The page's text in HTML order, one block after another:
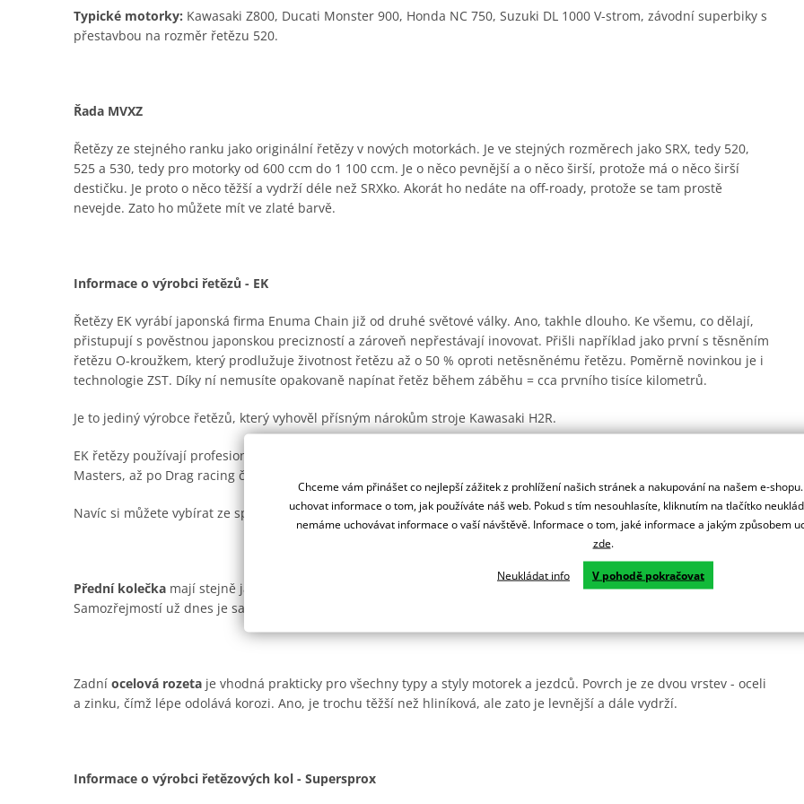
Typické motorky: Kawasaki Z800, Ducati Monster 900, Honda NC 750, Suzuki DL 1000 V-strom, závodní superbiky s
přestavbou na rozměr řetězu 520.
Řada MVXZ
Řetězy ze stejného ranku jako originální řetězy v nových motorkách. Je ve stejných rozměrech jako SRX, tedy 520,
525 a 530, tedy pro motorky od 600 ccm do 1 100 ccm. Je o něco pevnější a o něco širší, protože má o něco širší
destičku. Je proto o něco těžší a vydrží déle než SRXko. Akorát ho nedáte na off-roady, protože se tam prostě
nevejde. Zato ho můžete mít ve zlaté barvě.
Informace o výrobci řetězů - EK
Řetězy EK vyrábí japonská firma Enuma Chain již od druhé světové války. Ano, takhle dlouho. Ke všemu, co dělají,
přistupují s pověstnou japonskou precizností a zároveň nepřestávají inovovat. Přišli například jako první s těsněním
řetězu O-kroužkem, který prodlužuje životnost řetězu až o 50 % oproti netěsněnému řetězu. Poměrně novinkou je i
technologie ZST. Díky ní nemusíte opakovaně napínat řetěz během záběhu = cca prvního tisíce kilometrů.
Je to jediný výrobce řetězů, který vyhověl přísným nárokům stroje Kawasaki H2R.
EK řetězy používají profesionální závodní týmy na celém světě od MotoGP, MXGP, přes Rallye Dakar, AMA, ADAC MX
Masters, až po Drag racing či Road racing.
Navíc si můžete vybírat ze spousty barevných provedení.
Přední kolečka mají stejně jako ocelové rozety od Supersprox zesílené zuby pro delší životnost a jsou odlehčená.
Samozřejmostí už dnes je samočistící drážka pro offroady.
Zadní ocelová rozeta je vhodná prakticky pro všechny typy a styly motorek a jezdců. Povrch je ze dvou vrstev - oceli
a zinku, čímž lépe odolává korozi. Ano, je trochu těžší než hliníková, ale zato je levnější a dále vydrží.
Informace o výrobci řetězových kol - Supersprox
Chceme vám přinášet co nejlepší zážitek z prohlížení našich stránek a nakupování na našem e-
uchovat informace o tom, jak používáte náš web. Pokud s tím nesouhlasíte, kliknutím na tlačítko
nemáme uchovávat informace o vaší návštěvě. Informace o tom, jaké informace a jakým způsobem
zde.
Neukládat info V pohodě pokračovat